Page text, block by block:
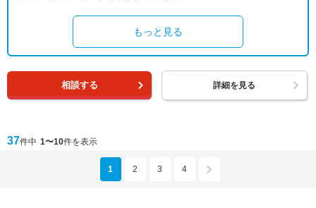
もっと見る
相談する 詳細を見る
37件中 1〜10件を表示
1 2 3 4